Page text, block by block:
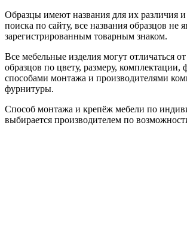
Образцы имеют названия для их различия и
поиска по сайту, все названия образцов не
зарегистрированным товарным знаком.
Все мебельные изделия могут отличаться
образцов по цвету, размеру, комплектации,
способами монтажа и производителями
фурнитуры.
Способ монтажа и крепёж мебели по
выбирается производителем по